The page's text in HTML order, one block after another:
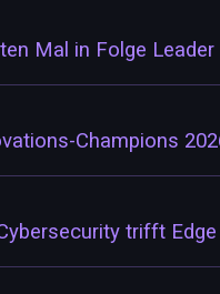
Mal in Folge
Champions
trifft